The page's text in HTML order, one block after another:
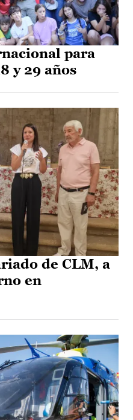
para
y 29 años
de CLM, a
en